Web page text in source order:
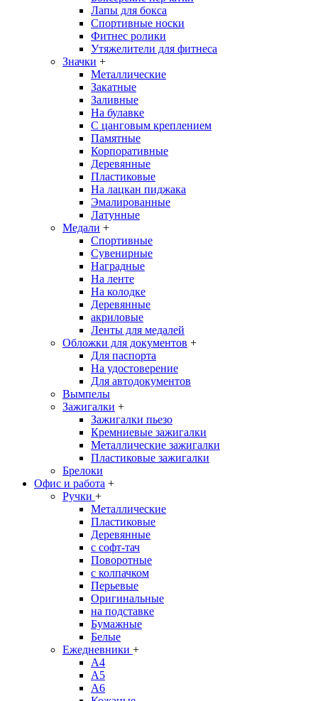
Лапы для бокса
Спортивные носки
Фитнес ролики
Утяжелители для фитнеса
Значки +
Металлические
Закатные
Заливные
На булавке
С цанговым креплением
Памятные
Корпоративные
Деревянные
Пластиковые
На лацкан пиджака
Эмалированные
Латунные
Медали +
Спортивные
Сувенирные
Наградные
На ленте
На колодке
Деревянные
акриловые
Ленты для медалей
Обложки для документов +
Для паспорта
На удостоверение
Для автодокументов
Вымпелы
Зажигалки +
Зажигалки пьезо
Кремниевые зажигалки
Металлические зажигалки
Пластиковые зажигалки
Брелоки
Офис и работа +
Ручки +
Металлические
Пластиковые
Деревянные
с софт-тач
Поворотные
с колпачком
Перьевые
Оригинальные
на подставке
Бумажные
Белые
Ежедневники +
A4
A5
A6